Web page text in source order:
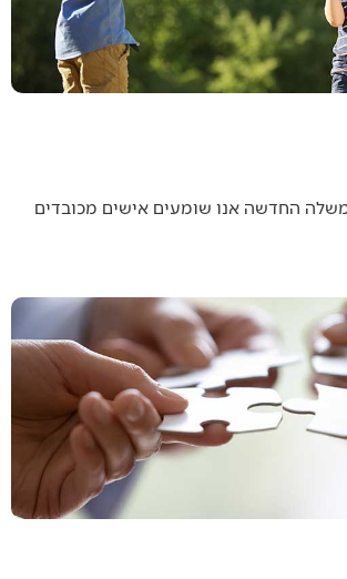
החדשה אנו שומעים אישים מכובדים